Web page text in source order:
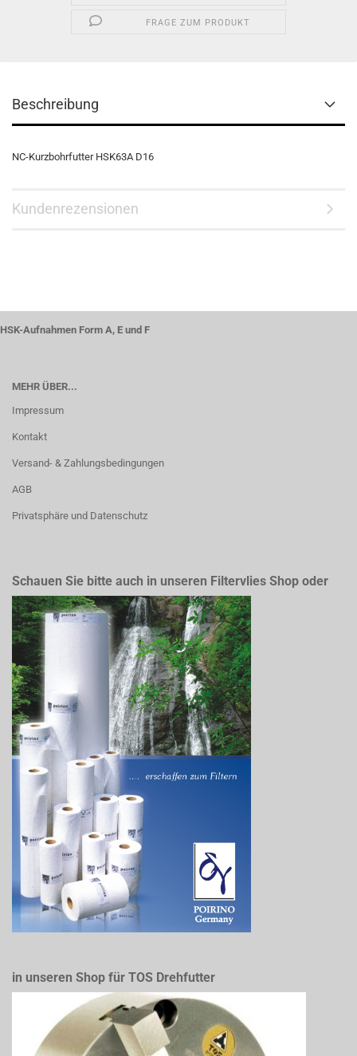
FRAGE ZUM PRODUKT
Beschreibung
NC-Kurzbohrfutter HSK63A D16
Kundenrezensionen
HSK-Aufnahmen Form A, E und F
MEHR ÜBER...
Impressum
Kontakt
Versand- & Zahlungsbedingungen
AGB
Privatsphäre und Datenschutz
Schauen Sie bitte auch in unseren Filtervlies Shop oder
in unseren Shop für TOS Drehfutter